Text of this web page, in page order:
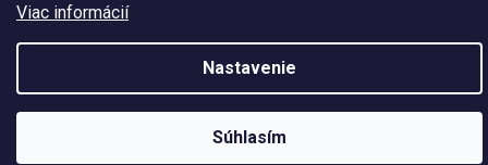
Viac informácií
Nastavenie
Súhlasím